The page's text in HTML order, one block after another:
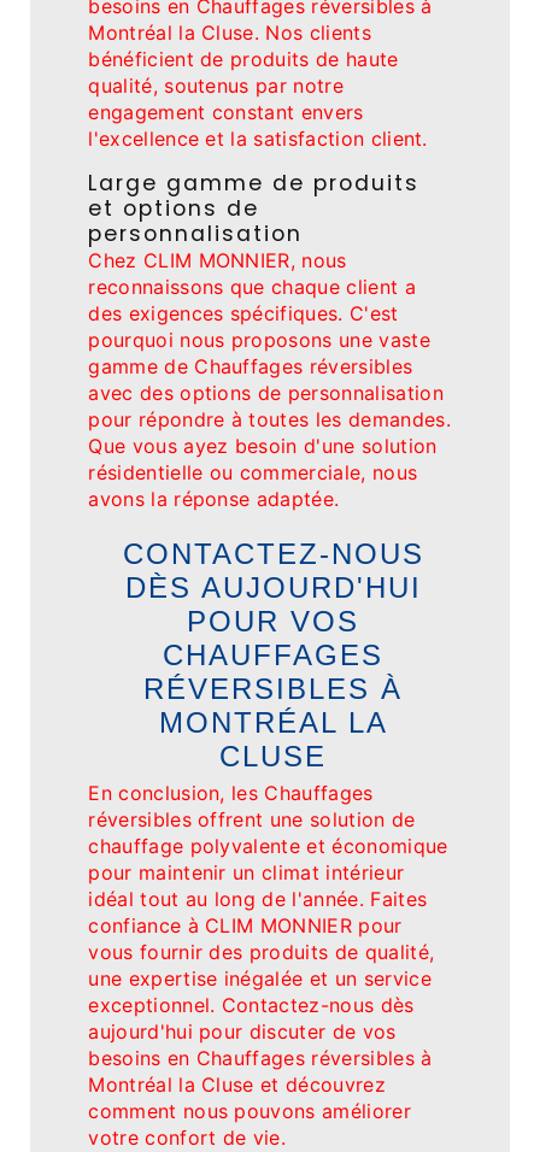
besoins en Chauffages réversibles à
Montréal la Cluse. Nos clients
bénéficient de produits de haute
qualité, soutenus par notre
engagement constant envers
l'excellence et la satisfaction client.
Large gamme de produits
et options de
personnalisation
Chez CLIM MONNIER, nous
reconnaissons que chaque client a
des exigences spécifiques. C'est
pourquoi nous proposons une vaste
gamme de Chauffages réversibles
avec des options de personnalisation
pour répondre à toutes les demandes.
Que vous ayez besoin d'une solution
résidentielle ou commerciale, nous
avons la réponse adaptée.
CONTACTEZ-NOUS
DÈS AUJOURD'HUI
POUR VOS
CHAUFFAGES
RÉVERSIBLES À
MONTRÉAL LA
CLUSE
En conclusion, les Chauffages
réversibles offrent une solution de
chauffage polyvalente et économique
pour maintenir un climat intérieur
idéal tout au long de l'année. Faites
confiance à CLIM MONNIER pour
vous fournir des produits de qualité,
une expertise inégalée et un service
exceptionnel. Contactez-nous dès
aujourd'hui pour discuter de vos
besoins en Chauffages réversibles à
Montréal la Cluse et découvrez
comment nous pouvons améliorer
votre confort de vie.